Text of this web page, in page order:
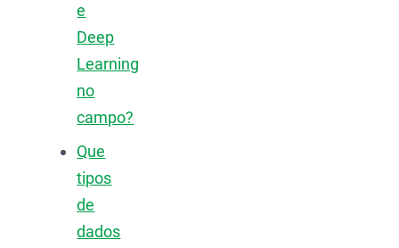
e
Deep
Learning
no
campo?
Que
tipos
de
dados